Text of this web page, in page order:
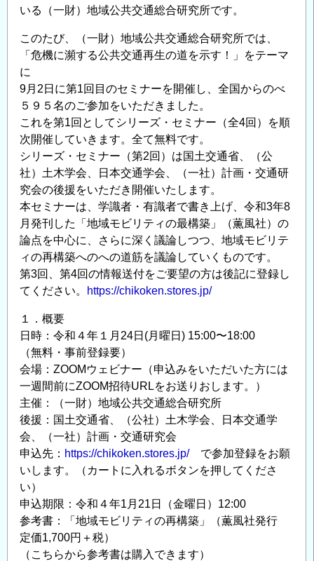
いる（一財）地域公共交通総合研究所です。
このたび、（一財）地域公共交通総合研究所では、
「危機に瀕する公共交通再生の道を示す！」をテーマ
に
9月2日に第1回目のセミナーを開催し、全国からのべ
５９５名のご参加をいただきました。
これを第1回としてシリーズ・セミナー（全4回）を順
次開催していきます。全て無料です。
シリーズ・セミナー（第2回）は国土交通省、（公
社）土木学会、日本交通学会、（一社）計画・交通研
究会の後援をいただき開催いたします。
本セミナーは、学識者・有識者で書き上げ、令和3年8
月発刊した「地域モビリティの最構築」（薫風社）の
論点を中心に、さらに深く議論しつつ、地域モビリテ
ィの再構築へのへの道筋を議論していくものです。
第3回、第4回の情報送付をご要望の方は後記に登録し
てください。
https://chikoken.stores.jp/
１．概要
日時：令和４年１月24日(月曜日) 15:00〜18:00
（無料・事前登録要）
会場：ZOOMウェビナー（申込みをいただいた方には
一週間前にZOOM招待URLをお送りおします。）
主催：（一財）地域公共交通総合研究所
後援：国土交通省、（公社）土木学会、日本交通学
会、（一社）計画・交通研究会
申込先： https://chikoken.stores.jp/で参加登録をお願
いします。（カートに入れるボタンを押してくださ
い）
申込期限：令和４年1月21日（金曜日）12:00
参考書：「地域モビリティの再構築」（薫風社発行
定価1,700円＋税）
（こちらから参考書は購入できます）